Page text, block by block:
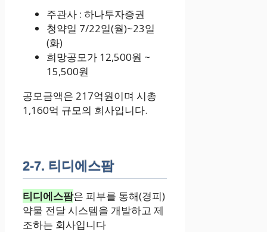
주관사 : 하나투자증권
청약일 7/22일(월)~23일
(화)
희망공모가 12,500원 ~
15,500원
공모금액은 217억원이며 시총
1,160억 규모의 회사입니다.
2-7. 티디에스팜
티디에스팜은 피부를 통해(경피)
약물 전달 시스템을 개발하고 제
조하는 회사입니다